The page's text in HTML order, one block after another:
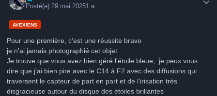
Posté(e)29 mai 20251 a
AVEXIENS
Pour une première, c'est une réussite bravo
je n'ai jamais photographié cet objet
Je trouve que vous avez bien géré l'étoile bleue; je peux vous
dire que j'ai bien pire avec le C14 à F2 avec des diffusions qui
traversent le capteur de part en part et de l'irisation très
disgracieuse autour du disque des étoiles brillantes